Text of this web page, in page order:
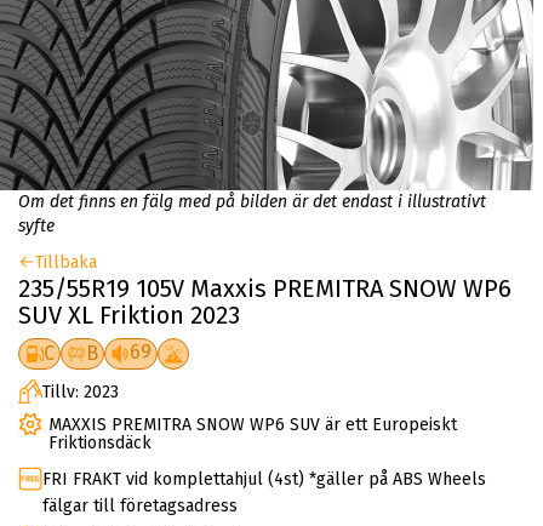
Om det finns en fälg med på bilden är det endast i illustrativt
syfte
Tillbaka
235/55R19 105V Maxxis PREMITRA SNOW WP6
SUV XL Friktion 2023
C B 69
Tillv: 2023
MAXXIS PREMITRA SNOW WP6 SUV är ett Europeiskt
Friktionsdäck
FRI FRAKT vid komplettahjul (4st) *gäller på ABS Wheels
fälgar till företagsadress